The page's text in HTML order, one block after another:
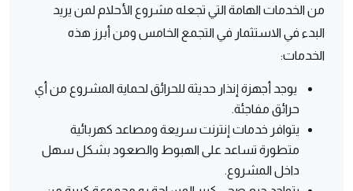
من الخدمات الهامة التي تجعله مشروع الأحلام لمن يريد
البدء في الاستثمار في التجمع الخامس ومن أبرز هذه
الخدمات:
يوجد أجهزة إنذار حديثة للحرائق لحماية المشروع من أي
حرائق مفاجئة.
يتوافر خدمات إنترنت سريعة ومصاعد كهربائية
متطورة تساعد على الهبوط والصعود بشكل سهل
داخل المشروع.